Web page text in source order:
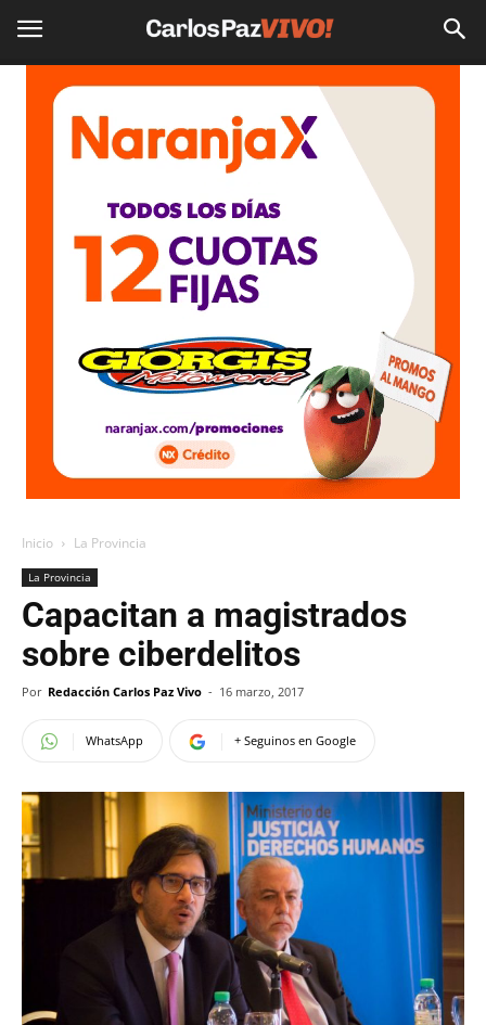
Inicio La Provincia
La Provincia
Capacitan a magistrados
sobre ciberdelitos
Por Redacción Carlos Paz Vivo - 16 marzo, 2017
WhatsApp + Seguinos en Google